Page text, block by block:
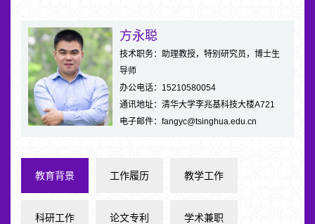
方永聪
技术职务：助理教授，特别研究员，博士生
导师
办公电话：15210580054
通讯地址：清华大学李兆基科技大楼A721
电子邮件：fangyc@tsinghua.edu.cn
教育背景 工作履历 教学工作
科研工作 论文专利 学术兼职